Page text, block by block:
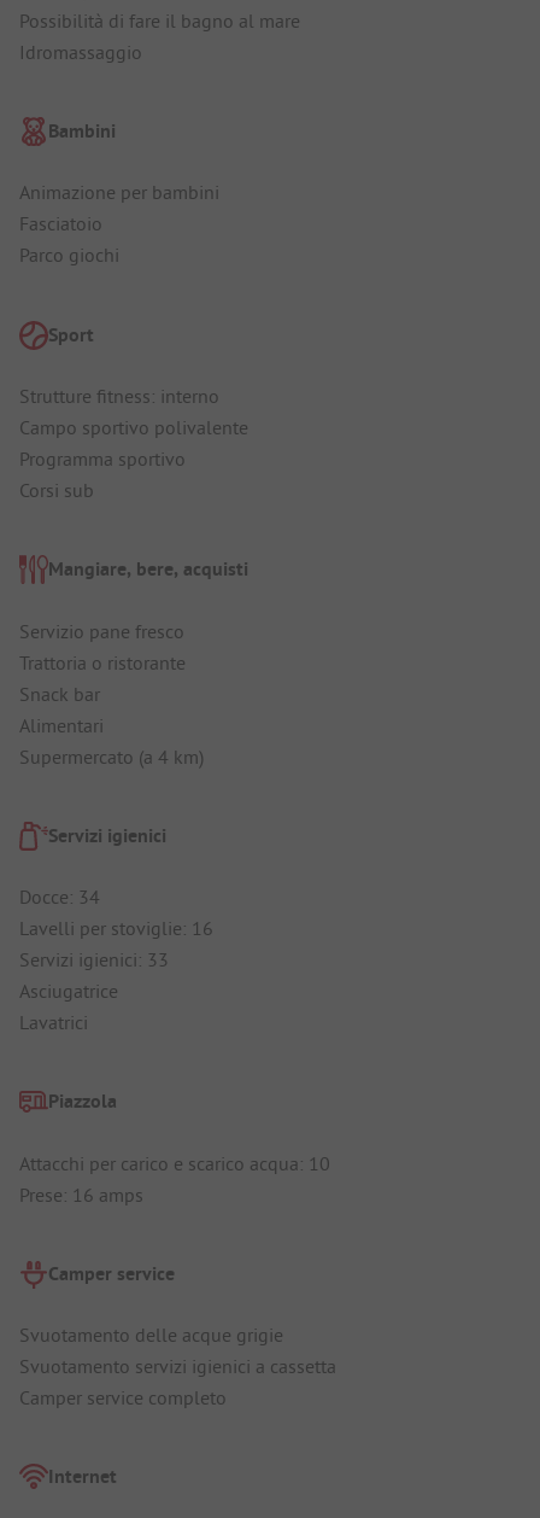
Possibilità di fare il bagno al mare
Idromassaggio
Bambini
Animazione per bambini
Fasciatoio
Parco giochi
Sport
Strutture fitness: interno
Campo sportivo polivalente
Programma sportivo
Corsi sub
Mangiare, bere, acquisti
Servizio pane fresco
Trattoria o ristorante
Snack bar
Alimentari
Supermercato (a 4 km)
Servizi igienici
Docce: 34
Lavelli per stoviglie: 16
Servizi igienici: 33
Asciugatrice
Lavatrici
Piazzola
Attacchi per carico e scarico acqua: 10
Prese: 16 amps
Camper service
Svuotamento delle acque grigie
Svuotamento servizi igienici a cassetta
Camper service completo
Internet